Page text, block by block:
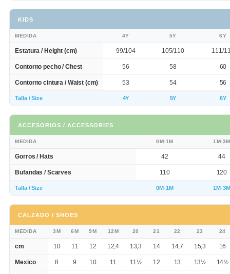
KIDS
MEDIDA 4Y 5Y 6Y
Estatura / Height (cm) 99/104 105/110 111/
Contorno pecho / Chest 56 58 60
Contorno cintura / Waist (cm) 53 54 56
Talla / Size 4Y 5Y 6Y
ACCESORIOS / ACCESSORIES
MEDIDA 0M-1M 1M-3M
Gorros / Hats 42 44
Bufandas / Scarves 110 120
Talla / Size 0M-1M 1M-3M
CALZADO / SHOES
MEDIDA 3M 6M 9M 12M 20 21 22 23 24
cm 10 11 12 12,4 13,3 14 14,7 15,3 16
Mexico 8 9 10 11 11½ 12 13 13½ 14½